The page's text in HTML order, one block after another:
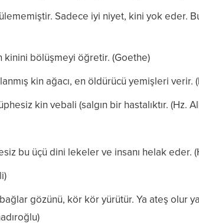
Sadece iyi niyet, kini yok eder.
kinini bölüşmeyi öğretir. (Goethe)
kin ağacı, en öldürücü yemişleri verir.
kin vebali (salgın bir hastalıktır. (Hz.
bu üçü dini lekeler ve insanı helak eder.
gözünü, kör kör yürütür. Ya ateş olur